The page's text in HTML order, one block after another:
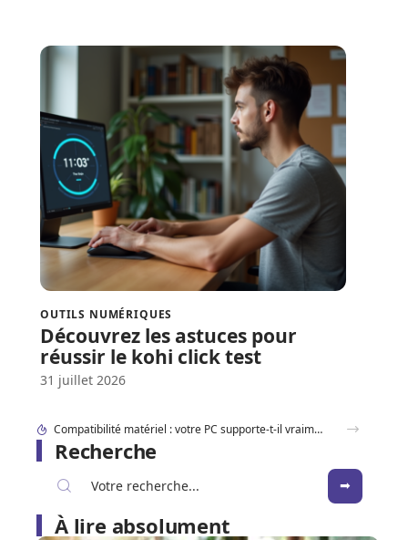
OUTILS NUMÉRIQUES
Découvrez les astuces pour
réussir le kohi click test
31 juillet 2026
Sortie du iPhone SE : les indices dans iOS qui dévoilent déjà le design
Recherche
À lire absolument